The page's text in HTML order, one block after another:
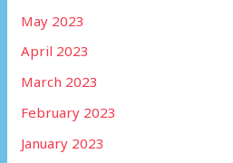
May 2023
April 2023
March 2023
February 2023
January 2023